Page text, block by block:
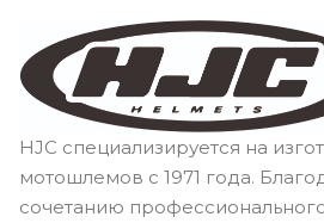
HJC специализируется на
мотошлемов с 1971 года.
сочетанию